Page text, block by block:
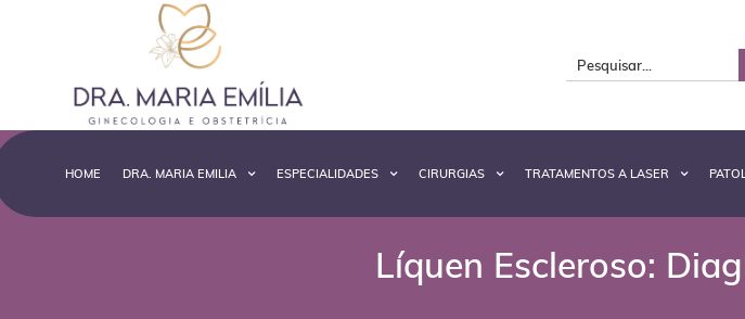
HOME DRA. MARIA EMILIA ESPECIALIDADES CIRURGIAS TRATAMENTOS A LASER
Líquen Escleroso: